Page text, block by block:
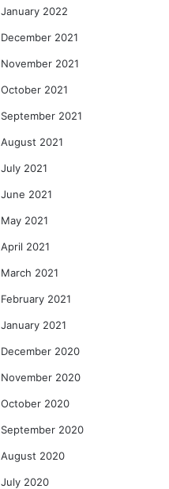
January 2022
December 2021
November 2021
October 2021
September 2021
August 2021
July 2021
June 2021
May 2021
April 2021
March 2021
February 2021
January 2021
December 2020
November 2020
October 2020
September 2020
August 2020
July 2020